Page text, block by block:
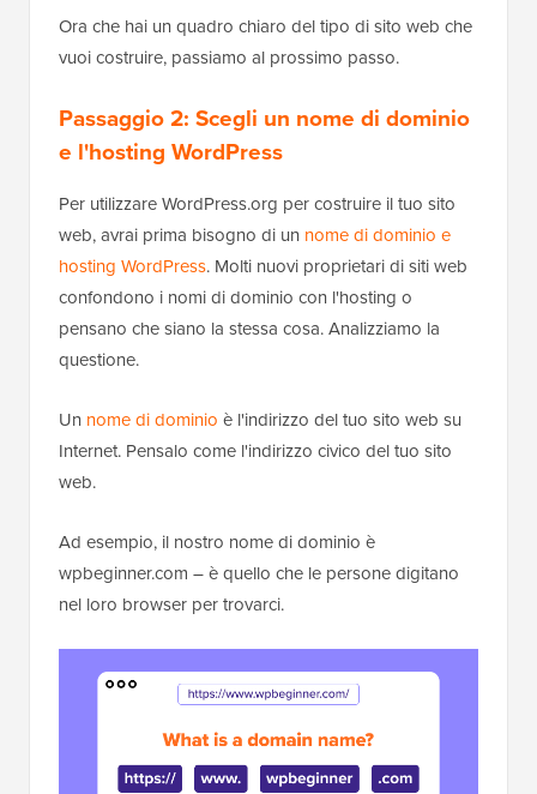
Ora che hai un quadro chiaro del tipo di sito web che
vuoi costruire, passiamo al prossimo passo.
Passaggio 2: Scegli un nome di dominio
e l'hosting WordPress
Per utilizzare WordPress.org per costruire il tuo sito
web, avrai prima bisogno di un nome di dominio e
hosting WordPress. Molti nuovi proprietari di siti web
confondono i nomi di dominio con l'hosting o
pensano che siano la stessa cosa. Analizziamo la
questione.
Un nome di dominio è l'indirizzo del tuo sito web su
Internet. Pensalo come l'indirizzo civico del tuo sito
web.
Ad esempio, il nostro nome di dominio è
wpbeginner.com – è quello che le persone digitano
nel loro browser per trovarci.